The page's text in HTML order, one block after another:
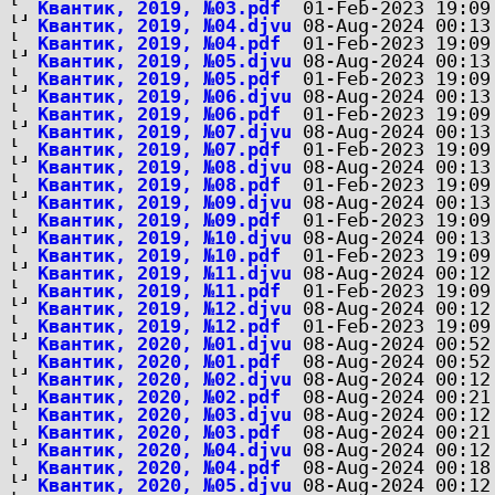
Квантик, 2019, №03.pdf
Квантик, 2019, №04.djvu
Квантик, 2019, №04.pdf
Квантик, 2019, №05.djvu
Квантик, 2019, №05.pdf
Квантик, 2019, №06.djvu
Квантик, 2019, №06.pdf
Квантик, 2019, №07.djvu
Квантик, 2019, №07.pdf
Квантик, 2019, №08.djvu
Квантик, 2019, №08.pdf
Квантик, 2019, №09.djvu
Квантик, 2019, №09.pdf
Квантик, 2019, №10.djvu
Квантик, 2019, №10.pdf
Квантик, 2019, №11.djvu
Квантик, 2019, №11.pdf
Квантик, 2019, №12.djvu
Квантик, 2019, №12.pdf
Квантик, 2020, №01.djvu
Квантик, 2020, №01.pdf
Квантик, 2020, №02.djvu
Квантик, 2020, №02.pdf
Квантик, 2020, №03.djvu
Квантик, 2020, №03.pdf
Квантик, 2020, №04.djvu
Квантик, 2020, №04.pdf
Квантик, 2020, №05.djvu